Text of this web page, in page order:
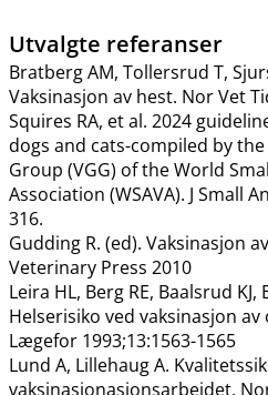
Utvalgte referanser
Bratberg AM, Tollersrud T,
Vaksinasjon av hest. Nor Vet
Squires RA, et al. 2024
dogs and cats-compiled by
Group (VGG) of the World
Association (WSAVA). J Small
316.
Gudding R. (ed). Vaksinasjon
Veterinary Press 2010
Leira HL, Berg RE, Baalsrud KJ,
Helserisiko ved vaksinasjon
Lægefor 1993;13:1563-1565
Lund A, Lillehaug A.
vaksinasjonasjonsarbeidet.